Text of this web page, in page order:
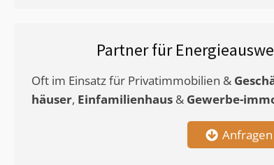
Partner für
Oft im Einsatz für Privatimmobilien &
häuser, Einfamilienhaus & Gewerbe-
Anfragen